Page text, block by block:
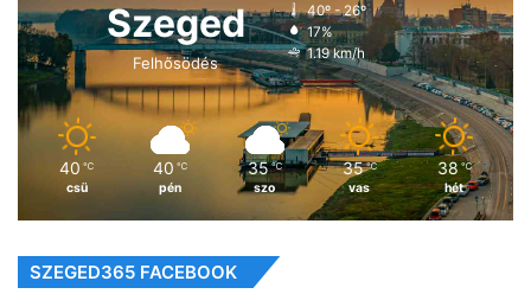
Szeged
Felhősödés
40º - 26º
17%
1.19 km/h
40 ℃
csü
40 ℃
pén
35 ℃
szo
35 ℃
vas
38 ℃
hét
SZEGED365 FACEBOOK